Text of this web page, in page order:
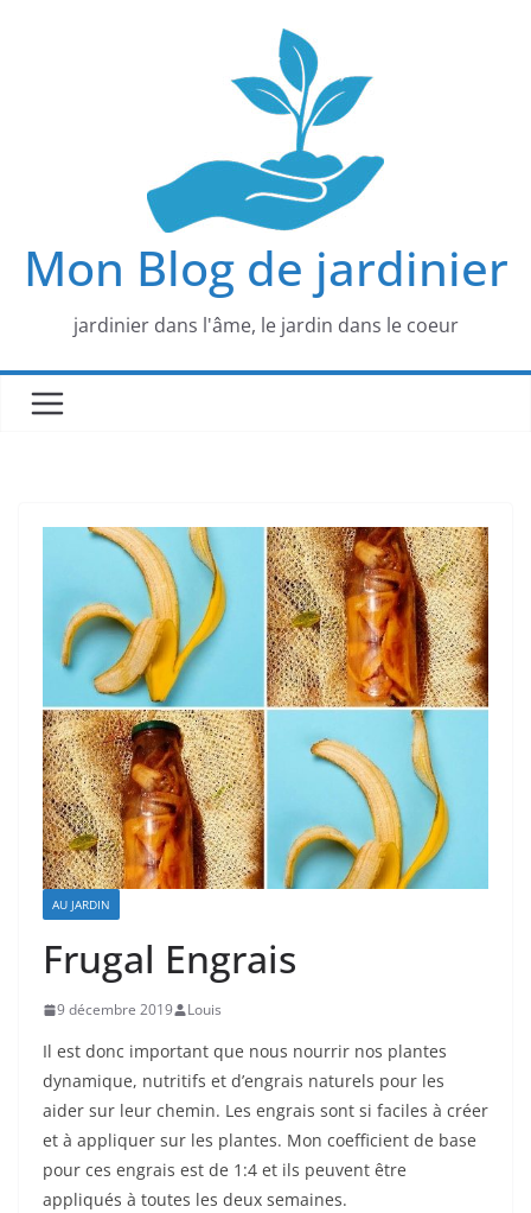
Mon Blog de jardinier
jardinier dans l'âme, le jardin dans le coeur
AU JARDIN
Frugal Engrais
9 décembre 2019 Louis
Il est donc important que nous nourrir nos plantes
dynamique, nutritifs et d’engrais naturels pour les
aider sur leur chemin. Les engrais sont si faciles à créer
et à appliquer sur les plantes. Mon coefficient de base
pour ces engrais est de 1:4 et ils peuvent être
appliqués à toutes les deux semaines.